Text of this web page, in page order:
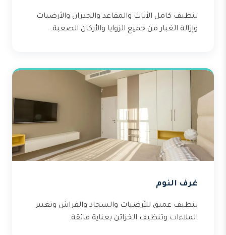
تنظيف كامل الأثاث والمقاعد والجدران والأرضيات
وإزالة الغبار من جميع الزوايا والأركان الصعبة.
غرف النوم
تنظيف عميق للأرضيات والسجاد والفراش وتغيير
الملاءات وتنظيف الخزائن بعناية فائقة.